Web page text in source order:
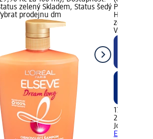
zelený Skladem, Status šedý
prodejnu dm
Pouze
Hořlavé
zelený
Všechny
179,00 Kč
200 ml
John Frieda
Ease